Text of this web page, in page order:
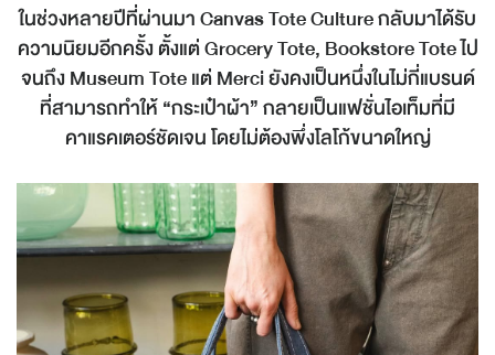
ในช่วงหลายปีที่ผ่านมา Canvas Tote Culture กลับมาได้รับ
ความนิยมอีกครั้ง ตั้งแต่ Grocery Tote, Bookstore Tote ไป
จนถึง Museum Tote แต่ Merci ยังคงเป็นหนึ่งในไม่กี่แบรนด์
ที่สามารถทำให้ “กระเป๋าผ้า” กลายเป็นแฟชั่นไอเท็มที่มี
คาแรคเตอร์ชัดเจน โดยไม่ต้องพึ่งโลโก้ขนาดใหญ่